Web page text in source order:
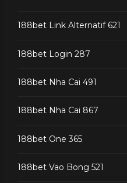
188bet Link Alternatif 621
188bet Login 287
188bet Nha Cai 491
188bet Nha Cai 867
188bet One 365
188bet Vao Bong 521